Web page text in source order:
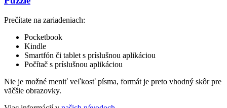
Prečítate na zariadeniach:
Pocketbook
Kindle
Smartfón či tablet s príslušnou aplikáciou
Počítač s príslušnou aplikáciou
Nie je možné meniť veľkosť písma, formát je preto vhodný skôr pre
väčšie obrazovky.